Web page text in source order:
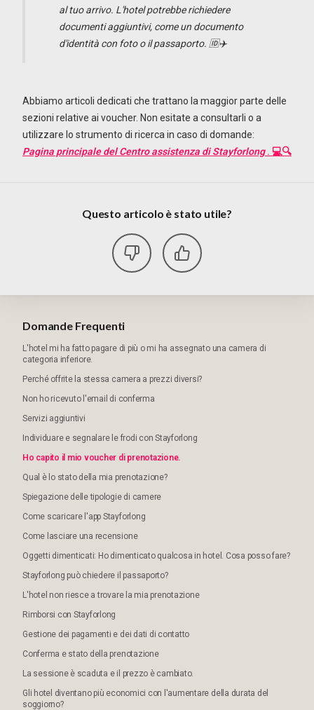
al tuo arrivo. L'hotel potrebbe richiedere
documenti aggiuntivi, come un documento
d'identità con foto o il passaporto. 🆔✈️
Abbiamo articoli dedicati che trattano la maggior parte delle
sezioni relative ai voucher. Non esitate a consultarli o a
utilizzare lo strumento di ricerca in caso di domande:
Pagina principale del Centro assistenza di Stayforlong. 💻🔍
Questo articolo è stato utile?
Domande Frequenti
L'hotel mi ha fatto pagare di più o mi ha assegnato una camera di
categoria inferiore.
Perché offrite la stessa camera a prezzi diversi?
Non ho ricevuto l'email di conferma
Servizi aggiuntivi
Individuare e segnalare le frodi con Stayforlong
Ho capito il mio voucher di prenotazione.
Qual è lo stato della mia prenotazione?
Spiegazione delle tipologie di camere
Come scaricare l'app Stayforlong
Come lasciare una recensione
Oggetti dimenticati: Ho dimenticato qualcosa in hotel. Cosa posso fare?
Stayforlong può chiedere il passaporto?
L'hotel non riesce a trovare la mia prenotazione
Rimborsi con Stayforlong
Gestione dei pagamenti e dei dati di contatto
Conferma e stato della prenotazione
La sessione è scaduta e il prezzo è cambiato.
Gli hotel diventano più economici con l'aumentare della durata del
soggiorno?